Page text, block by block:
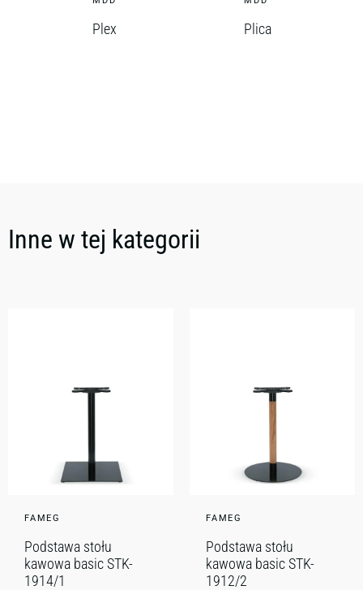
Plex Plica
Inne w tej kategorii
FAMEG
Podstawa stołu
kawowa basic STK-
1914/1
FAMEG
Podstawa stołu
kawowa basic STK-
1912/2